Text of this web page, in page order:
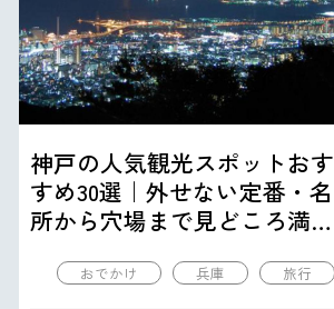
神戸の人気観光スポットおす
すめ30選｜外せない定番・名
所から穴場まで見どころ満載
おでかけ 兵庫 旅行